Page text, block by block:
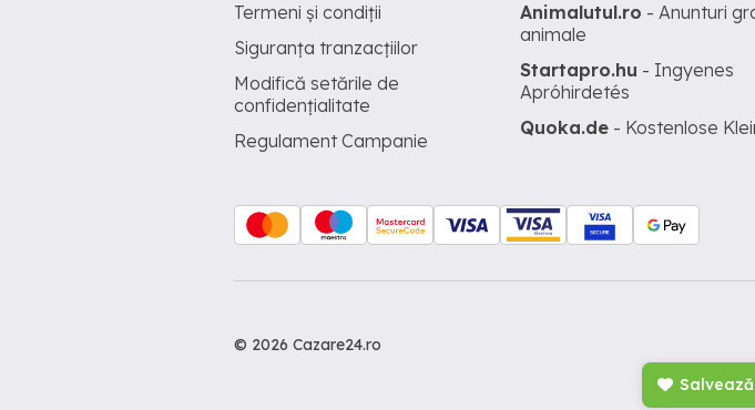
Termeni și condiții
Siguranța tranzacțiilor
Modifică setările de
confidențialitate
Regulament Campanie
Animalutul.ro - Anunturi
animale
Startapro.hu - Ingyenes
Apróhirdetés
Quoka.de - Kostenlose
© 2026 Cazare24.ro